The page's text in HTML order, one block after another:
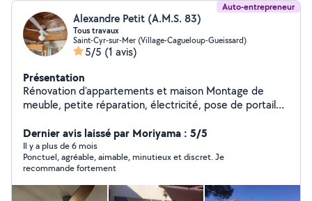
Auto-entrepreneur
Alexandre Petit (A.M.S. 83)
Tous travaux
Saint-Cyr-sur-Mer (Village-Cagueloup-Gueissard)
5/5 (1 avis)
Présentation
Rénovation d'appartements et maison Montage de
meuble, petite réparation, électricité, pose de portail
Dernier avis laissé par Moriyama : 5/5
Il y a plus de 6 mois
Ponctuel, agréable, aimable, minutieux et discret. Je
recommande fortement